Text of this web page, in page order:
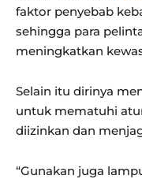
faktor penyebab
sehingga para
meningkatkan
Selain itu dirinya
untuk mematuhi
diizinkan dan
“Gunakan juga